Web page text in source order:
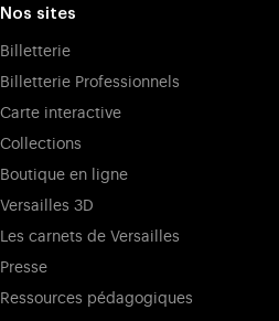
Nos sites
Billetterie
Billetterie Professionnels
Carte interactive
Collections
Boutique en ligne
Versailles 3D
Les carnets de Versailles
Presse
Ressources pédagogiques